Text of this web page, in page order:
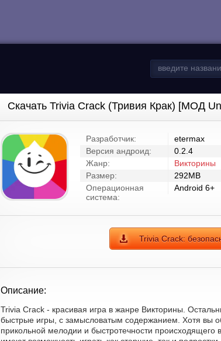
Скачать Trivia Crack (Тривия Крак) [МОД
Разработчик:
etermax
Версия андроид:
0.2.4
Жанр:
Викторины
Размер:
292MB
Операционная
система:
Android 6+
Trivia Crack:
Описание:
Trivia Crack - красивая игра в жанре Викторины.
быстрые игры, с замысловатым содержанием. Хотя вы
прикольной мелодии и быстротечности